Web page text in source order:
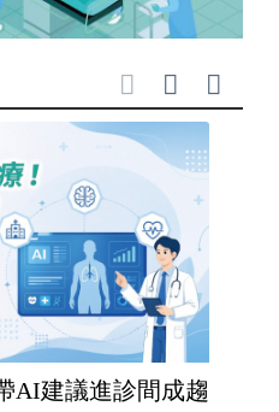
AI建議進診間成趨